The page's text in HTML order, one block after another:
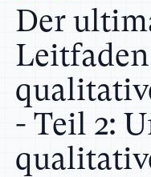
Der
- Teil 2: